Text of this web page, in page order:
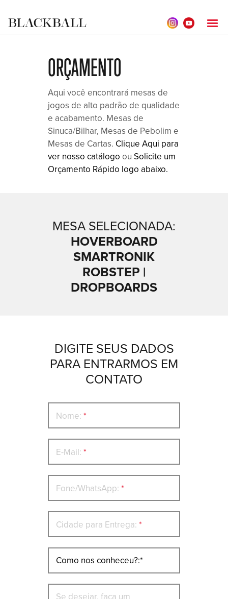
ORÇAMENTO
Aqui você encontrará mesas de
jogos de alto padrão de qualidade
e acabamento. Mesas de
Sinuca/Bilhar, Mesas de Pebolim e
Mesas de Cartas. Clique Aqui para
ver nosso catálogo ou Solicite um
Orçamento Rápido logo abaixo.
MESA SELECIONADA:
HOVERBOARD
SMARTRONIK
ROBSTEP |
DROPBOARDS
DIGITE SEUS DADOS
PARA ENTRARMOS EM
CONTATO
Nome: *
E-Mail: *
Fone/WhatsApp: *
Cidade para Entrega: *